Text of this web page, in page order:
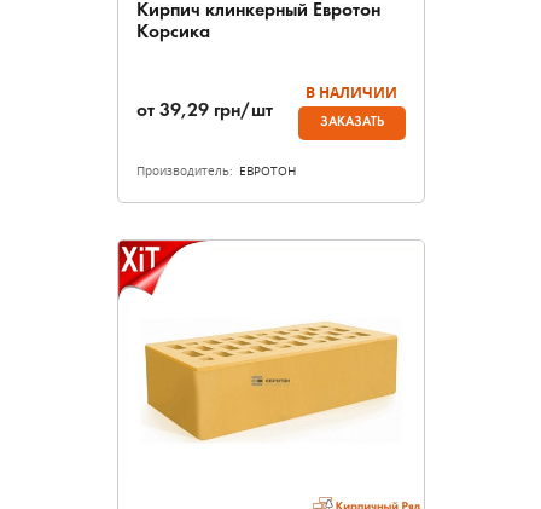
Кирпич клинкерный Евротон
Корсика
от 39,29 грн/шт
В НАЛИЧИИ
ЗАКАЗАТЬ
Производитель: ЕВРОТОН